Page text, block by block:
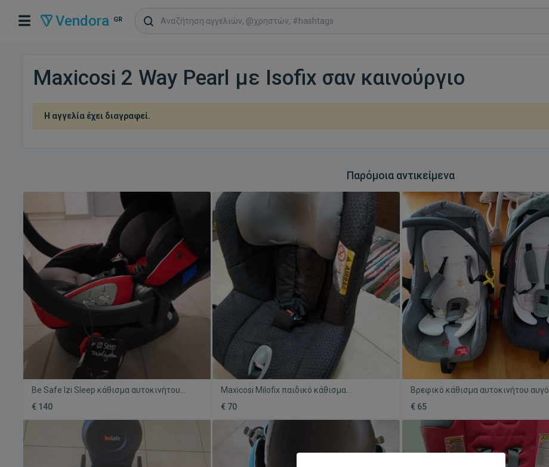
Vendora GR
Maxicosi 2 Way Pearl με Isofix σαν καινούργιο
Η αγγελία έχει διαγραφεί.
Παρόμοια αντικείμενα
Be Safe Izi Sleep κάθισμα αυτοκινήτου
€ 140
Maxicosi Milofix παιδικό κάθισμα
€ 70
Βρεφικό κάθισμα αυτοκινήτου αυγό
€ 65